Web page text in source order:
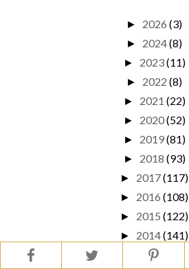
► 2026 (3)
► 2024(8)
► 2023(11)
► 2022 (8)
► 2021 (22)
► 2020(52)
► 2019(81)
► 2018 (93)
► 2017(117)
► 2016 (108)
► 2015 (122)
► 2014(141)
2013